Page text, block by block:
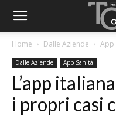
Home Dalle Aziende App
Dalle Aziende App Sanità
L’app
i propri casi